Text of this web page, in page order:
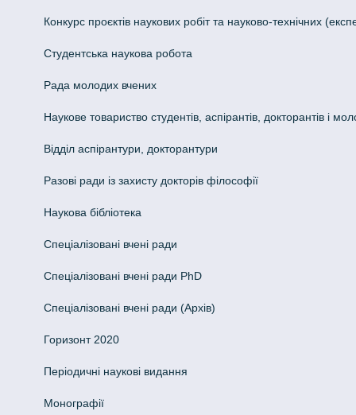
Конкурс проєктів наукових робіт та науково-технічних
Студентська наукова робота
Рада молодих вчених
Наукове товариство студентів, аспірантів, докторантів і
Відділ аспірантури, докторантури
Разові ради із захисту докторів філософії
Наукова бібліотека
Спеціалізовані вчені ради
Спеціалізовані вчені ради PhD
Спеціалізовані вчені ради (Архів)
Горизонт 2020
Періодичні наукові видання
Монографії